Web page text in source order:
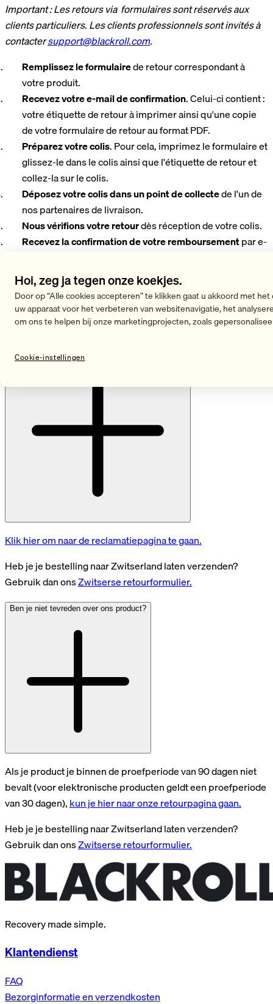
Important : Les retours via formulaires sont réservés aux
clients particuliers. Les clients professionnels sont invités à
contactersupport@blackroll.com.
Remplissez le formulairede retour correspondant à
votre produit.
Recevez votre e-mail de confirmation. Celui-ci contient :
votre étiquette de retour à imprimer ainsi qu'une copie
de votre formulaire de retour au format PDF.
Préparez votre colis. Pour cela, imprimez le formulaire et
glissez-le dans le colis ainsi que l'étiquette de retour et
collez-la sur le colis.
Déposez votre colis dans un point de collectede l'un de
nos partenaires de livraison.
Nous vérifions votre retourdès réception de votre colis.
Recevez la confirmation de votre remboursementpar e-
14 jours ouvrables.
Nuttige informatie
Klik hier om naar de reclamatiepagina te gaan.
Heb je je bestelling naar Zwitserland laten verzenden?
Gebruik dan onsZwitserse retourformulier.
Ben je niet tevreden over ons product?
Als je product je binnen de proefperiode van 90 dagen niet
bevalt (voor elektronische producten geldt een proefperiode
van 30 dagen),kun je hier naar onze retourpagina gaan.
Heb je je bestelling naar Zwitserland laten verzenden?
Gebruik dan onsZwitserse retourformulier.
Recovery made simple.
Klantendienst
FAQ
Bezorginformatie en verzendkosten
Hoi, zeg ja tegen onze koekjes.
Door op “Alle cookies accepteren” te klikken gaat u akkoord met
uw apparaat voor het verbeteren van websitenavigatie, het
om ons te helpen bij onze marketingprojecten, zoals
Cookie-instellingen